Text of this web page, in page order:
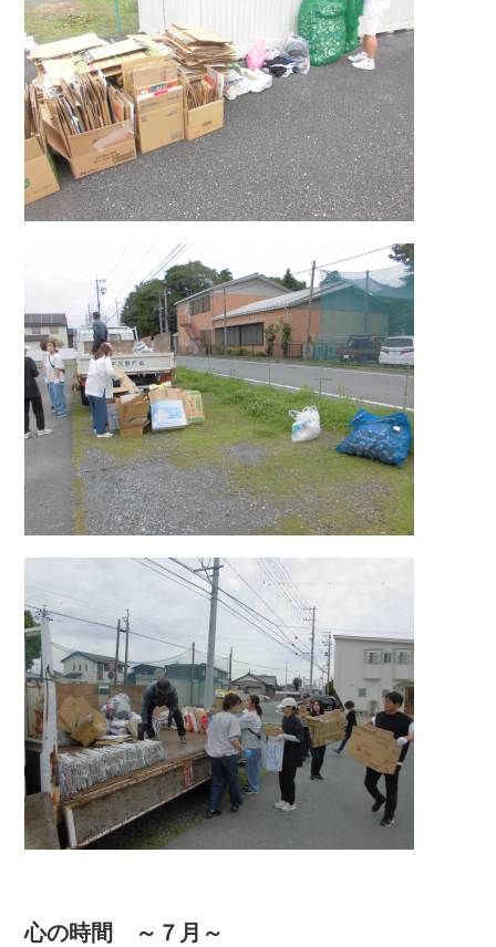
心の時間 ～７月～